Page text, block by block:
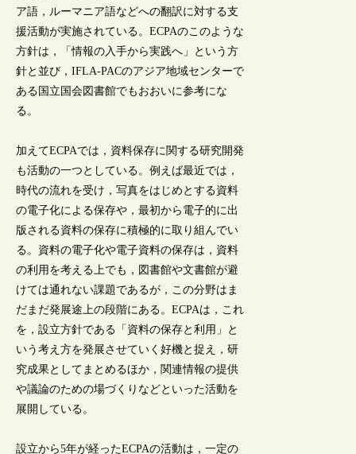
ア語，ルーマニア語などへの翻訳に対する支
援活動が実施されている。ECPAのこのような
方針は，「情報の入手から実践へ」という方
針と並び，IFLA-PACのアジア地域センターで
ある国立国会図書館でもおおいに参考にな
る。
加えてECPAでは，資料保存に関する研究開発
も活動の一つとしている。例えば最近では，
時代の流れを受け，写真をはじめとする資料
の電子化による保存や，最初から電子的に出
版される資料の保存に積極的に取り組んでい
る。資料の電子化や電子資料の保存は，資料
の利用を考える上でも，図書館や文書館が避
けては通れない課題であるが，この分野はま
だまだ発展途上の段階にある。ECPAは，これ
を，設立方針である「資料の保存と利用」と
いう考え方を発展させていく好機と捉え，研
究成果としてまとめるほか，関連情報の提供
や議論のための場づくりなどといった活動を
展開している。
設立から5年が経ったECPAの活動は，一定の